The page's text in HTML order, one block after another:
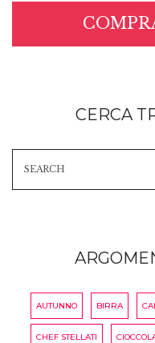
CERCA
AUTUNNO BIRRA
CHEF STELLATI